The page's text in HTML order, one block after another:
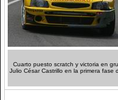
Cuarto puesto scratch y victoria en
Julio César Castrillo en la primera fase